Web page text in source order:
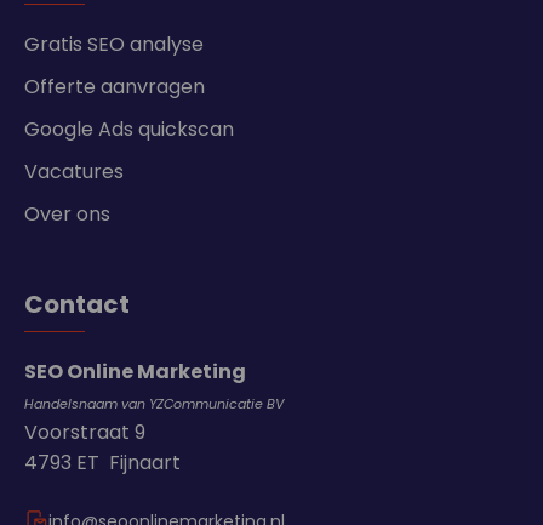
Gratis SEO analyse
Offerte aanvragen
Google Ads quickscan
Vacatures
Over ons
Contact
SEO Online Marketing
Handelsnaam van YZCommunicatie BV
Voorstraat 9
4793 ET Fijnaart